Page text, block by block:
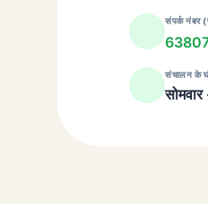
संपर्क नंबर
संचालन के